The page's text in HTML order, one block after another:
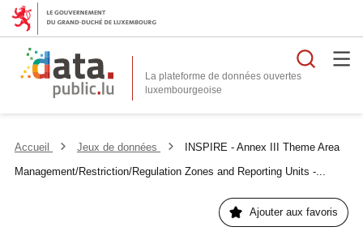
La plateforme de données ouvertes
Accueil Jeux de données
INSPIRE - Annex III Theme Area
Management/Restriction/Regulation Zones and Reporting Units -...
Ajouter aux favoris